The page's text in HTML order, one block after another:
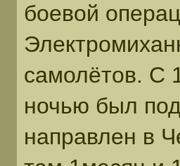
боевой
самолётов. С
ночью был
направлен в